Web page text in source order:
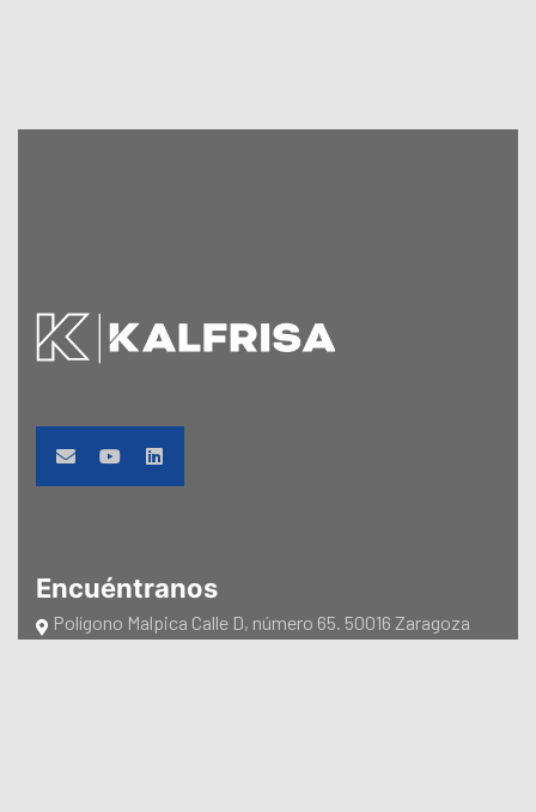
Encuéntranos
Polígono Malpica Calle D, número 65. 50016 Zaragoza